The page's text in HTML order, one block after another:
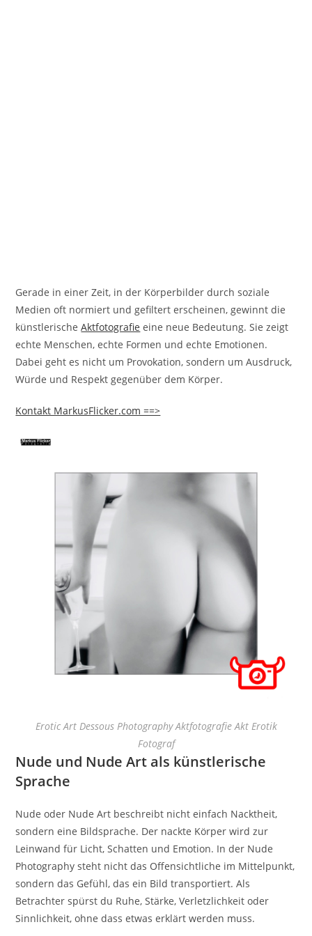
Gerade in einer Zeit, in der Körperbilder durch soziale
Medien oft normiert und gefiltert erscheinen, gewinnt die
künstlerischeAktfotografie eine neue Bedeutung. Sie zeigt
echte Menschen, echte Formen und echte Emotionen.
Dabei geht es nicht um Provokation, sondern um Ausdruck,
Würde und Respekt gegenüber dem Körper.
Kontakt MarkusFlicker.com ==>
Erotic Art Dessous Photography Aktfotografie Akt Erotik
Fotograf
Nude und Nude Art als künstlerische
Sprache
Nude oder Nude Art beschreibt nicht einfach Nacktheit,
sondern eine Bildsprache. Der nackte Körper wird zur
Leinwand für Licht, Schatten und Emotion. In der Nude
Photography steht nicht das Offensichtliche im Mittelpunkt,
sondern das Gefühl, das ein Bild transportiert. Als
Betrachter spürst du Ruhe, Stärke, Verletzlichkeit oder
Sinnlichkeit, ohne dass etwas erklärt werden muss.